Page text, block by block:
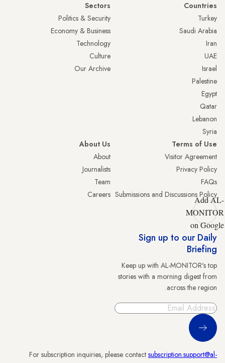
Countries
Turkey
Saudi Arabia
Iran
UAE
Israel
Palestine
Egypt
Qatar
Lebanon
Syria
Sectors
Politics & Security
Economy & Business
Technology
Culture
Our Archive
Terms of Use
Visitor Agreement
Privacy Policy
FAQs
Submissions and Discussions Policy
About Us
About
Journalists
Team
Careers
Add AL-
MONITOR
on Google
Sign up to our Daily
Briefing
Keep up with AL-MONITOR's top
stories with a morning digest from
across the region.
Sign Up
For subscription inquiries, please contact subscription.support@al-